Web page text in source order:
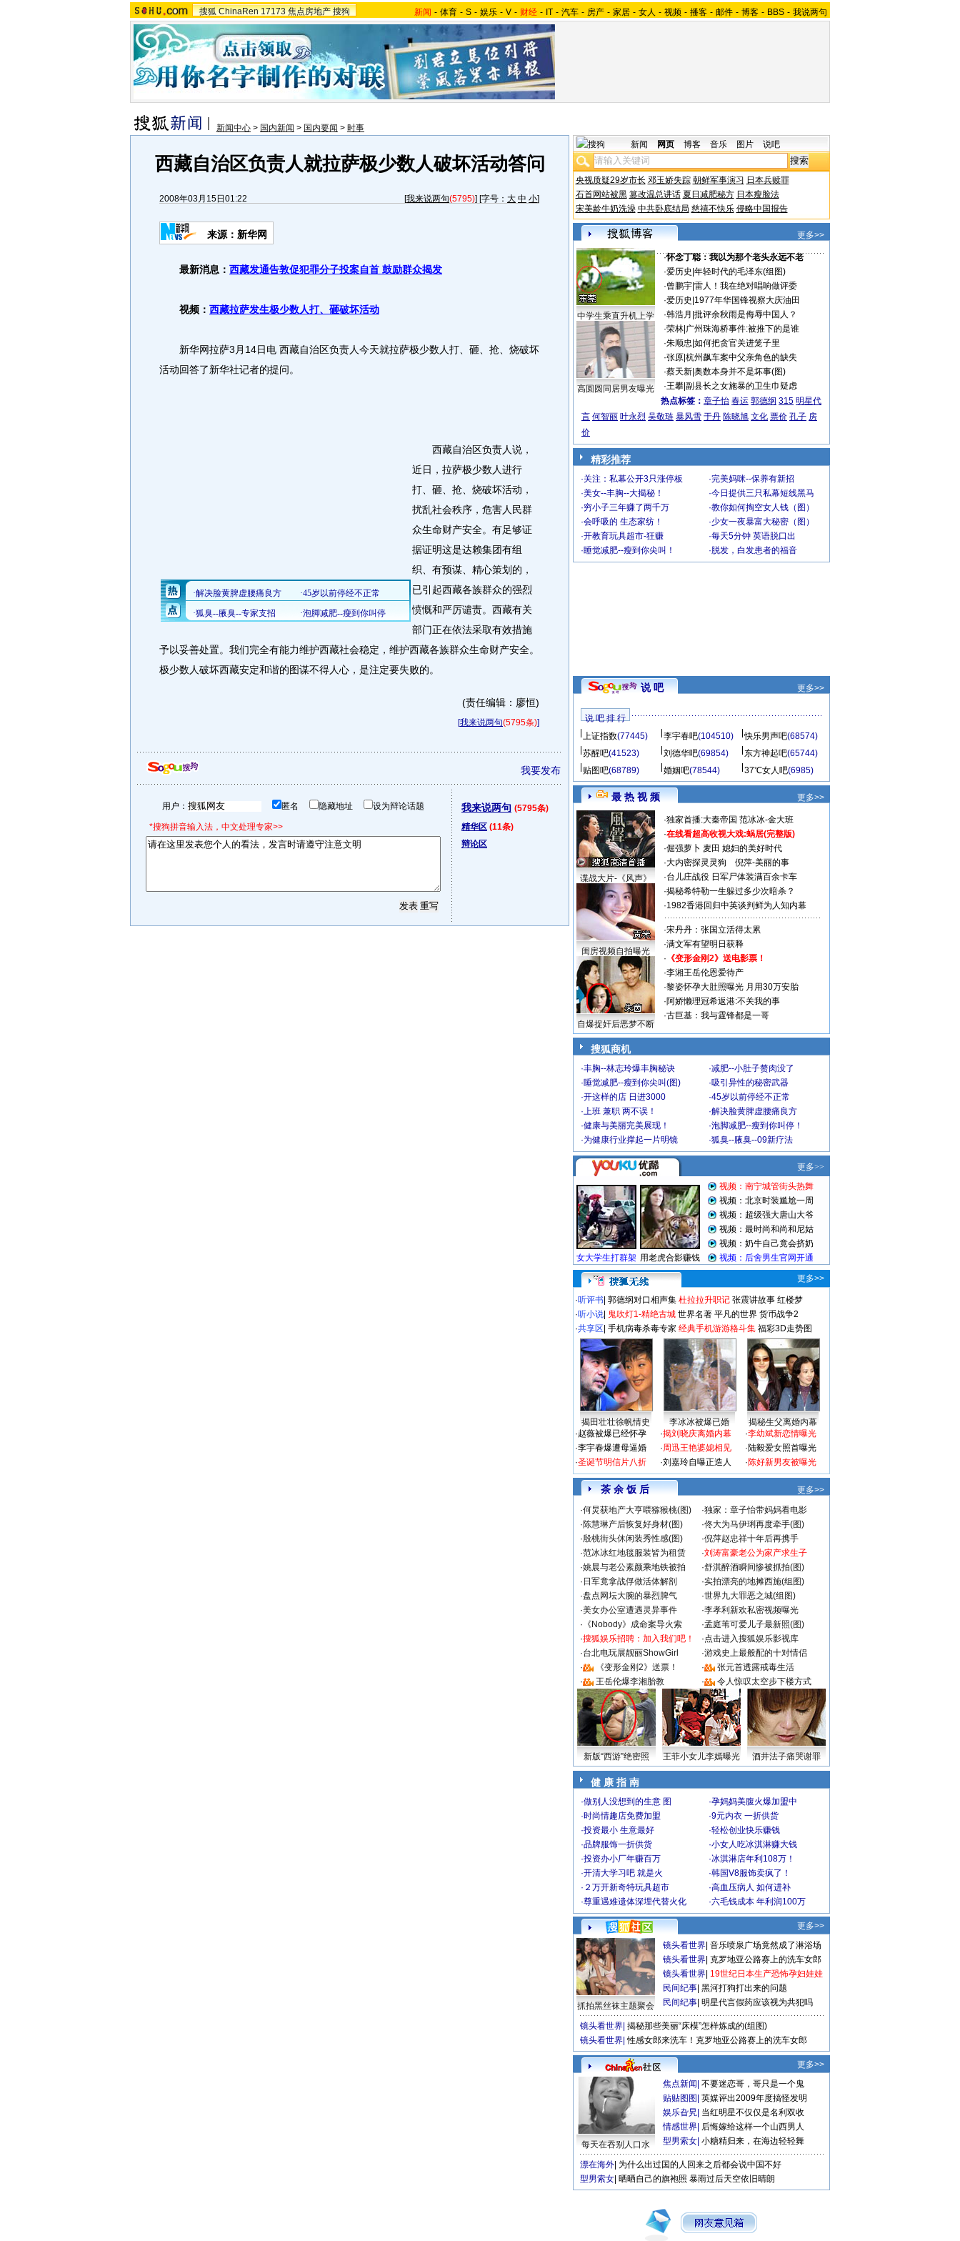
搜狐 ChinaRen 17173 焦点房地产 搜狗 新闻 - 体育 - S - 娱乐 - V - 财经 - IT - 汽车 - 房产 - 家居 - 女人 - 视频 - 播客 - 邮件 - 博客 - BBS - 我说两句
新闻中心 > 国内新闻 > 国内要闻 > 时事
西藏自治区负责人就拉萨极少数人破坏活动答问
2008年03月15日01:22 [我来说两句(5795)] [字号： 大 中 小]
来源：新华网
最新消息： 西藏发通告敦促犯罪分子投案自首 鼓励群众揭发
视频： 西藏拉萨发生极少数人打、砸破坏活动
新华网拉萨3月14日电 西藏自治区负责人今天就拉萨极少数人打、砸、抢、烧破坏
活动回答了新华社记者的提问。
西藏自治区负责人说，
近日，拉萨极少数人进行
打、砸、抢、烧破坏活动，
扰乱社会秩序，危害人民群
众生命财产安全。有足够证
据证明这是达赖集团有组
织、有预谋、精心策划的，
已引起西藏各族群众的强烈
愤慨和严厉谴责。西藏有关
部门正在依法采取有效措施
予以妥善处置。我们完全有能力维护西藏社会稳定，维护西藏各族群众生命财产安全。
极少数人破坏西藏安定和谐的图谋不得人心，是注定要失败的。
(责任编辑：廖恒)
[我来说两句(5795条)]
我要发布
用户： 匿名 隐藏地址 设为辩论话题
*搜狗拼音输入法，中文处理专家>>
我来说两句 (5795条)
精华区 (11条)
辩论区
新闻 网页 博客 音乐 图片 说吧
央视质疑29岁市长 邓玉娇失踪 朝鲜军事演习 日本兵赎罪
石首网站被黑 篡改温总讲话 夏日减肥秘方 日本瘦脸法
宋美龄牛奶洗澡 中共卧底结局 慈禧不快乐 侵略中国报告
更多>>
中学生乘直升机上学
高圆圆同居男友曝光
·怀念丁聪：我以为那个老头永远不老
·爱历史 年轻时代的毛泽东(组图)
·曾鹏宇| 雷人！我在绝对唱响做评委
·爱历史 1977年华国锋视察大庆油田
·韩浩月 批评余秋雨是侮辱中国人？
·荣林| 广州珠海桥事件:被推下的是谁
·朱顺忠 如何把贪官关进笼子里
·张原| 杭州飙车案中父亲角色的缺失
·蔡天新| 奥数本身并不是坏事(图)
·王攀| 副县长之女施暴的卫生巾疑虑
热点标签： 章子怡 春运 郭德纲 315 明星代
言 何智丽 叶永烈 吴敬琏 暴风雪 于丹 陈晓旭 文化 票价 孔子 房
价
精彩推荐
·关注：私幕公开3只涨停板 ·完美妈咪--保养有新招
·美女--丰胸--大揭秘！ ·今日提供三只私幕短线黑马
·穷小子三年赚了两千万 ·教你如何掏空女人钱（图）
·会呼吸的 生态家纺！ ·少女一夜暴富大秘密（图）
·开教育玩具超市-狂赚 ·每天5分钟 英语脱口出
·睡觉减肥--瘦到你尖叫！ · 脱发，白发患者的福音
说 吧 更多>>
说 吧 排 行
上证指数(77445) 李宇春吧(104510) 快乐男声吧(68574)
苏醒吧(41523) 刘德华吧(69854) 东方神起吧(65744)
贴图吧(68789) 婚姻吧(78544) 37℃女人吧(6985)
最 热 视 频 更多>>
谍战大片-《风声》
闺房视频自拍曝光
自爆捉奸后恶梦不断
·独家首播:大秦帝国 范冰冰-金大班
·在线看超高收视大戏:蜗居(完整版)
·倔强萝卜 麦田 媳妇的美好时代
·大内密探灵灵狗
倪萍-美丽的事
·台儿庄战役 日军尸体装满百余卡车
·揭秘希特勒一生躲过多少次暗杀？
·1982香港回归中英谈判鲜为人知内幕
·宋丹丹：张国立活得太累
·满文军有望明日获释
· 《变形金刚2》送电影票！
·李湘王岳伦恩爱待产
·黎姿怀孕大肚照曝光 月用30万安胎
·阿娇懒理冠希返港:不关我的事
·古巨基：我与霆锋都是一哥
搜狐商机
·丰胸--林志玲爆丰胸秘诀 ·减肥--小肚子赘肉没了
·睡觉减肥--瘦到你尖叫(图) ·吸引异性的秘密武器
·开这样的店 日进3000 ·45岁以前停经不正常
·上班 兼职 两不误！ ·解决脸黄脾虚腰痛良方
·健康与美丽完美展现！ ·泡脚减肥--瘦到你叫停！
·为健康行业撑起一片明镜 ·狐臭--腋臭--09新疗法
更多>>
·听评书 郭德纲对口相声集 杜拉拉升职记 张震讲故事 红楼梦
·听小说 鬼吹灯1-精绝古城 世界名著 平凡的世界 货币战争2
·共享区 手机病毒杀毒专家 经典手机游游格斗集 福彩3D走势图
揭田壮壮徐帆情史 李冰冰被爆已婚
揭秘生父离婚内幕
·赵薇被爆已经怀孕
·李宇春爆遭母逼婚
·圣诞节明信片八折
·揭刘晓庆离婚内幕
·周迅王艳婆媳相见
·刘嘉玲自曝正造人
·李幼斌新恋情曝光
·陆毅爱女照首曝光
·陈好新男友被曝光
茶 余 饭 后
更多>>
·何炅获地产大亨喂猕猴桃(图) ·独家：章子怡带妈妈看电影
·陈慧琳产后恢复好身材(图) ·佟大为马伊琍再度牵手(图)
·殷桃街头休闲装秀性感(图) ·倪萍赵忠祥十年后再携手
·范冰冰红地毯服装皆为租赁 ·刘涛富豪老公为家产求生子
·姚晨与老公素颜乘地铁被拍 ·舒淇醉酒瞬间惨被抓拍(图)
· 日军竟拿战俘做活体解剖 ·实拍漂亮的地摊西施(组图)
·盘点网坛大腕的暴烈脾气 ·世界九大罪恶之城(组图)
·美女办公室遭遇灵异事件 ·李孝利新欢私密视频曝光
· 《Nobody》成命案导火索 ·孟庭苇可爱儿子最新照(图)
·搜狐娱乐招聘：加入我们吧！ ·点击进入搜狐娱乐影视库
·台北电玩展靓丽ShowGirl ·游戏史上最般配的十对情侣
·
《变形金刚2》送票！ ·
张元首透露戒毒生活
·
王岳伦爆李湘胎教 · 令人惊叹太空步下楼方式
新版“西游”绝密照 王菲小女儿李嫣曝光 酒井法子痛哭谢罪
健 康 指 南
·做别人没想到的生意 图 ·孕妈妈美腹火爆加盟中
·时尚情趣店免费加盟 ·9元内衣 一折供货
·投资最小 生意最好 ·轻松创业快乐赚钱
·品牌服饰一折供货 ·小女人吃冰淇淋赚大钱
·投资办小厂年赚百万 ·冰淇淋店年利108万！
·开清大学习吧 就是火 ·韩国V8服饰卖疯了！
· ２万开新奇特玩具超市 ·高血压病人 如何进补
·尊重遇难遗体深埋代替火化 ·六毛钱成本 年利润100万
更多>>
抓拍黑丝袜主题聚会
镜头看世界 音乐喷泉广场竟然成了淋浴场
镜头看世界 克罗地亚公路赛上的洗车女郎
镜头看世界 19世纪日本生产恐怖孕妇娃娃
民间纪事 黑河打狗打出来的问题
民间纪事 明星代言假药应该视为共犯吗
镜头看世界 揭秘那些美丽“床模”怎样炼成的(组图)
镜头看世界 性感女郎来洗车！克罗地亚公路赛上的洗车女郎
更多>>
每天在吞别人口水
焦点新闻 不要迷恋哥，哥只是一个鬼
贴贴图图 英媒评出2009年度搞怪发明
娱乐旮旯 当红明星不仅仅是名利双收
情感世界 后悔嫁给这样一个山西男人
型男索女 小糖精归来，在海边轻轻舞
漂在海外 为什么出过国的人回来之后都会说中国不好
型男索女 晒晒自己的旗袍照 暴雨过后天空依旧晴朗